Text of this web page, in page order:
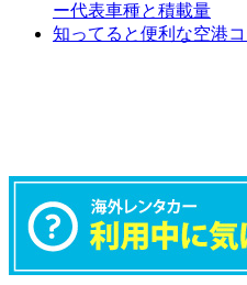
ー代表車種と積載量
知ってると便利な空港